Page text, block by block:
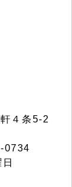
４条5-2
0734